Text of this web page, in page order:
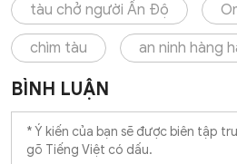
tàu chở người Ấn Độ
chìm tàu an ninh hàng
BÌNH LUẬN